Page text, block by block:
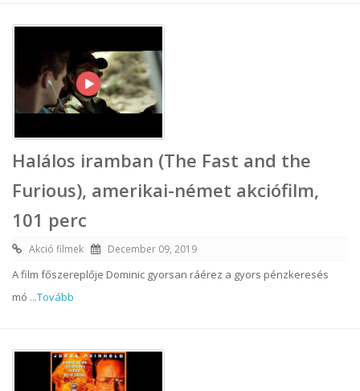
Halálos iramban (The Fast and the
Furious), amerikai-német akciófilm,
101 perc
Akció filmek December 09, 2019
A film főszereplője Dominic gyorsan ráérez a gyors pénzkeresés
mó ...Tovább